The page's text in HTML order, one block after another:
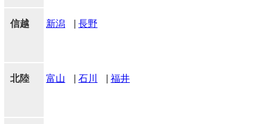
信越 新潟 長野
北陸 富山 石川 福井